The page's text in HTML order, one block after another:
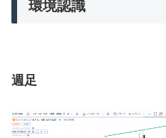
環境認識
週足